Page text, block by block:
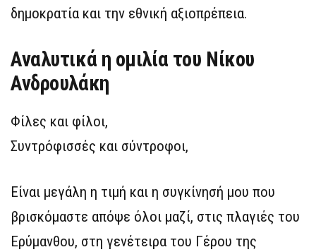
δημοκρατία και την εθνική αξιοπρέπεια.
Αναλυτικά η ομιλία του Νίκου
Ανδρουλάκη
Φίλες και φίλοι,
Συντρόφισσές και σύντροφοι,
Είναι μεγάλη η τιμή και η συγκίνησή μου που
βρισκόμαστε απόψε όλοι μαζί, στις πλαγιές του
Ερύμανθου, στη γενέτειρα του Γέρου της